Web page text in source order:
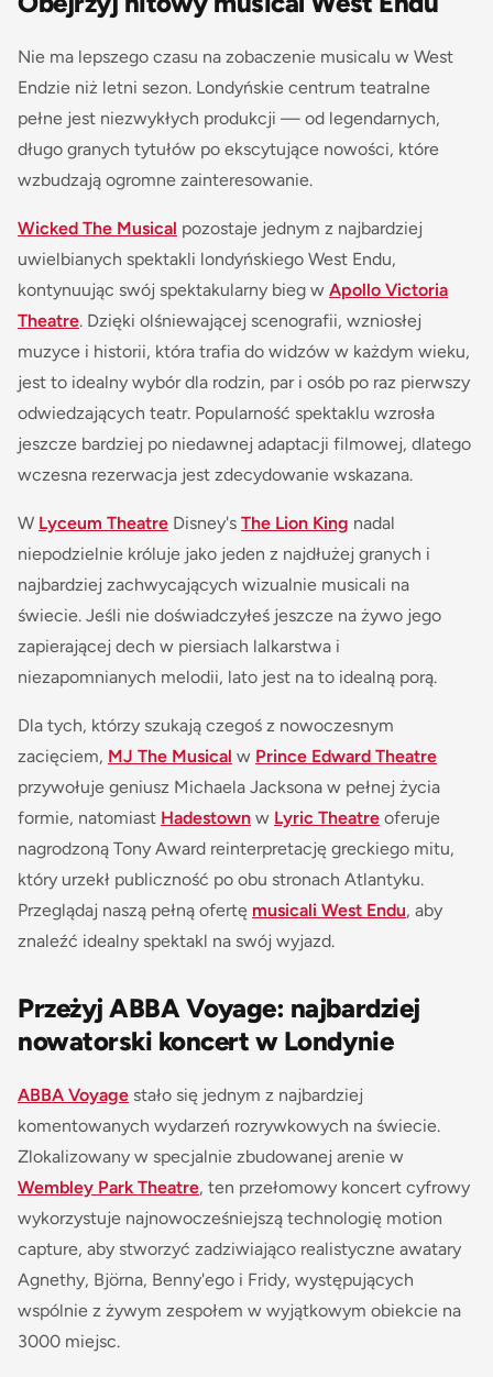
Nie ma lepszego czasu na zobaczenie musicalu w West
Endzie niż letni sezon. Londyńskie centrum teatralne
pełne jest niezwykłych produkcji — od legendarnych,
długo granych tytułów po ekscytujące nowości, które
wzbudzają ogromne zainteresowanie.
Wicked The Musical pozostaje jednym z najbardziej
uwielbianych spektakli londyńskiego West Endu,
kontynuując swój spektakularny bieg w Apollo Victoria
Theatre. Dzięki olśniewającej scenografii, wzniosłej
muzyce i historii, która trafia do widzów w każdym wieku,
jest to idealny wybór dla rodzin, par i osób po raz pierwszy
odwiedzających teatr. Popularność spektaklu wzrosła
jeszcze bardziej po niedawnej adaptacji filmowej, dlatego
wczesna rezerwacja jest zdecydowanie wskazana.
W Lyceum Theatre Disney's The Lion King nadal
niepodzielnie króluje jako jeden z najdłużej granych i
najbardziej zachwycających wizualnie musicali na
świecie. Jeśli nie doświadczyłeś jeszcze na żywo jego
zapierającej dech w piersiach lalkarstwa i
niezapomnianych melodii, lato jest na to idealną porą.
Dla tych, którzy szukają czegoś z nowoczesnym
zacięciem, MJ The Musical w Prince Edward Theatre
przywołuje geniusz Michaela Jacksona w pełnej życia
formie, natomiast Hadestown w Lyric Theatre oferuje
nagrodzoną Tony Award reinterpretację greckiego mitu,
który urzekł publiczność po obu stronach Atlantyku.
Przeglądaj naszą pełną ofertę musicali West Endu, aby
znaleźć idealny spektakl na swój wyjazd.
Przeżyj ABBA Voyage: najbardziej
nowatorski koncert w Londynie
ABBA Voyage stało się jednym z najbardziej
komentowanych wydarzeń rozrywkowych na świecie.
Zlokalizowany w specjalnie zbudowanej arenie w
Wembley Park Theatre, ten przełomowy koncert cyfrowy
wykorzystuje najnowocześniejszą technologię motion
capture, aby stworzyć zadziwiająco realistyczne awatary
Agnethy, Björna, Benny'ego i Fridy, występujących
wspólnie z żywym zespołem w wyjątkowym obiekcie na
3000 miejsc.